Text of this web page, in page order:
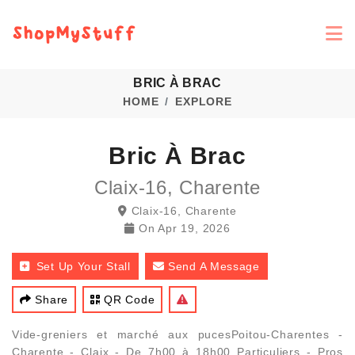
BRIC À BRAC
HOME EXPLORE
Bric À Brac
Claix-16, Charente
Claix-16, Charente
On Apr 19, 2026
Set Up Your Stall Send A Message
Share QR Code
Vide-greniers et marché aux pucesPoitou-Charentes -
Charente - Claix - De 7h00 à 18h00 Particuliers - Pros